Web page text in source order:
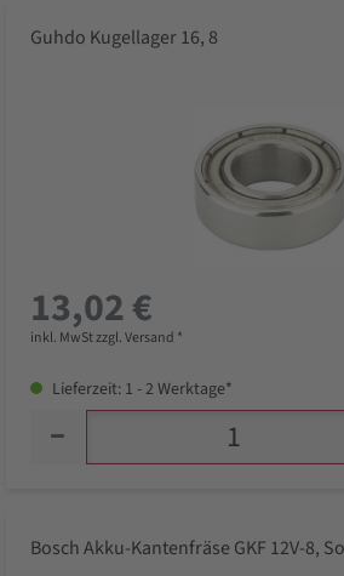
Guhdo Kugellager 16, 8
13,02 €
inkl. MwSt zzgl. Versand *
Lieferzeit: 1 - 2 Werktage*
Bosch Akku-Kantenfräse GKF 12V-8,